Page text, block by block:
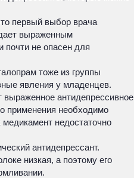
первый выбор врача
выраженным
почти не опасен для
тоже из группы
явления у младенцев.
антидепрессивное
применения необходимо
медикамент недостаточно
антидепрессант.
низкая, а поэтому его